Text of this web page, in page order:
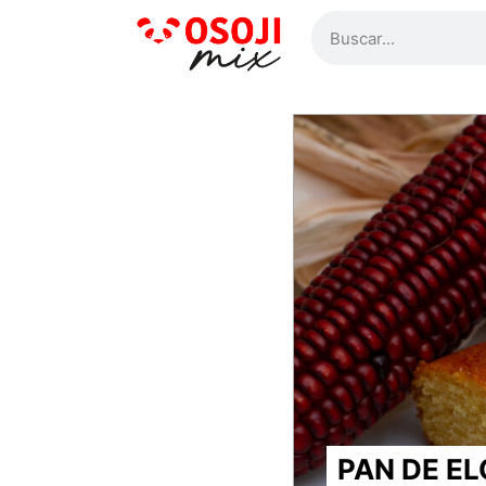
PAN DE